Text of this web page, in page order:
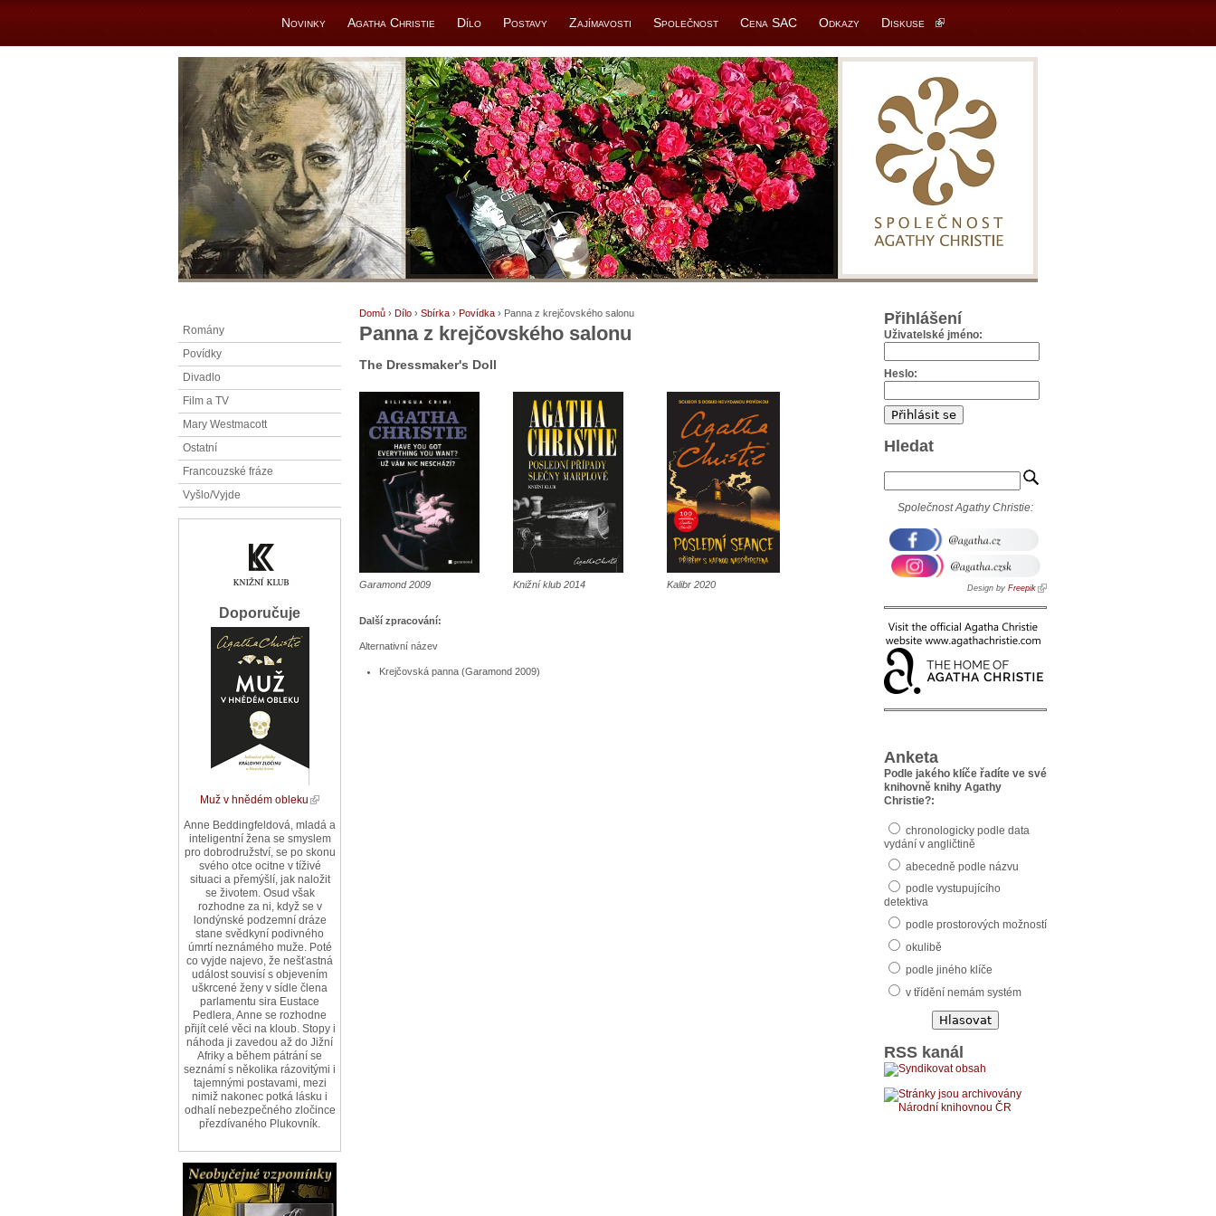
Novinky Agatha Christie Dílo Postavy Zajímavosti Společnost Cena SAC Odkazy Diskuse
Domů › Dílo › Sbírka › Povídka › Panna z krejčovského salonu
Panna z krejčovského salonu
The Dressmaker's Doll
Garamond 2009 Knižní klub 2014 Kalibr 2020
Další zpracování:
Alternativní název
Krejčovská panna (Garamond 2009)
Romány
Povídky
Divadlo
Film a TV
Mary Westmacott
Ostatní
Francouzské fráze
Vyšlo/Vyjde
Doporučuje
Muž v hnědém obleku
Anne Beddingfeldová, mladá a
inteligentní žena se smyslem
pro dobrodružství, se po skonu
svého otce ocitne v tíživé
situaci a přemýšlí, jak naložit
se životem. Osud však
rozhodne za ni, když se v
londýnské podzemní dráze
stane svědkyní podivného
úmrtí neznámého muže. Poté
co vyjde najevo, že nešťastná
událost souvisí s objevením
uškrcené ženy v sídle člena
parlamentu sira Eustace
Pedlera, Anne se rozhodne
přijít celé věci na kloub. Stopy i
náhoda ji zavedou až do Jižní
Afriky a během pátrání se
seznámí s několika rázovitými i
tajemnými postavami, mezi
nimiž nakonec potká lásku i
odhalí nebezpečného zločince
přezdívaného Plukovník.
Přihlášení
Uživatelské jméno:
Heslo:
Hledat
Společnost Agathy Christie:
Design by Freepik
Anketa
Podle jakého klíče řadíte ve své
knihovně knihy Agathy
Christie?:
chronologicky podle data
vydání v angličtině
abecedně podle názvu
podle vystupujícího
detektiva
podle prostorových možností
okulibě
podle jiného klíče
v třídění nemám systém
RSS kanál